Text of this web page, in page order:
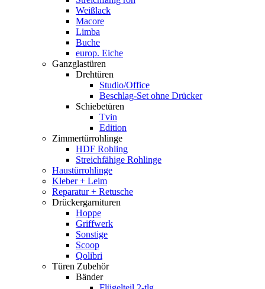
Weißlack
Macore
Limba
Buche
europ. Eiche
Ganzglastüren
Drehtüren
Studio/Office
Beschlag-Set ohne Drücker
Schiebetüren
Tvin
Edition
Zimmertürrohlinge
HDF Rohling
Streichfähige Rohlinge
Haustürrohlinge
Kleber + Leim
Reparatur + Retusche
Drückergarnituren
Hoppe
Griffwerk
Sonstige
Scoop
Qolibri
Türen Zubehör
Bänder